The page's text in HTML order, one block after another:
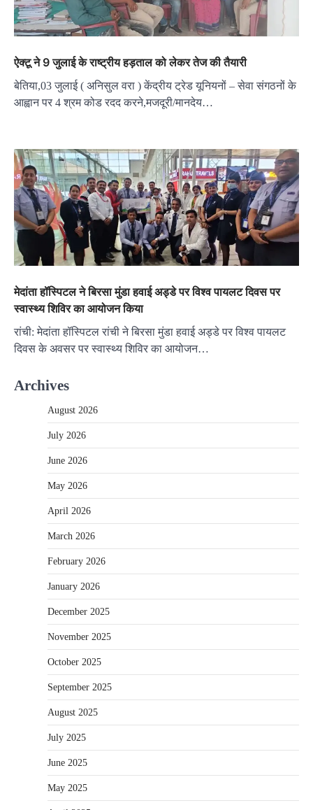
ऐक्टू ने 9 जुलाई के राष्ट्रीय हड़ताल को लेकर तेज की तैयारी
बेतिया,03 जुलाई ( अनिसुल वरा ) केंद्रीय ट्रेड यूनियनों – सेवा संगठनों के
आह्वान पर 4 श्रम कोड रदद करने,मजदूरी/मानदेय…
मेदांता हॉस्पिटल ने बिरसा मुंडा हवाई अड्डे पर विश्व पायलट दिवस पर
स्वास्थ्य शिविर का आयोजन किया
रांची: मेदांता हॉस्पिटल रांची ने बिरसा मुंडा हवाई अड्डे पर विश्व पायलट
दिवस के अवसर पर स्वास्थ्य शिविर का आयोजन…
Archives
August 2026
July 2026
June 2026
May 2026
April 2026
March 2026
February 2026
January 2026
December 2025
November 2025
October 2025
September 2025
August 2025
July 2025
June 2025
May 2025